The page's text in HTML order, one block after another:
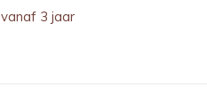
vanaf 3 jaar